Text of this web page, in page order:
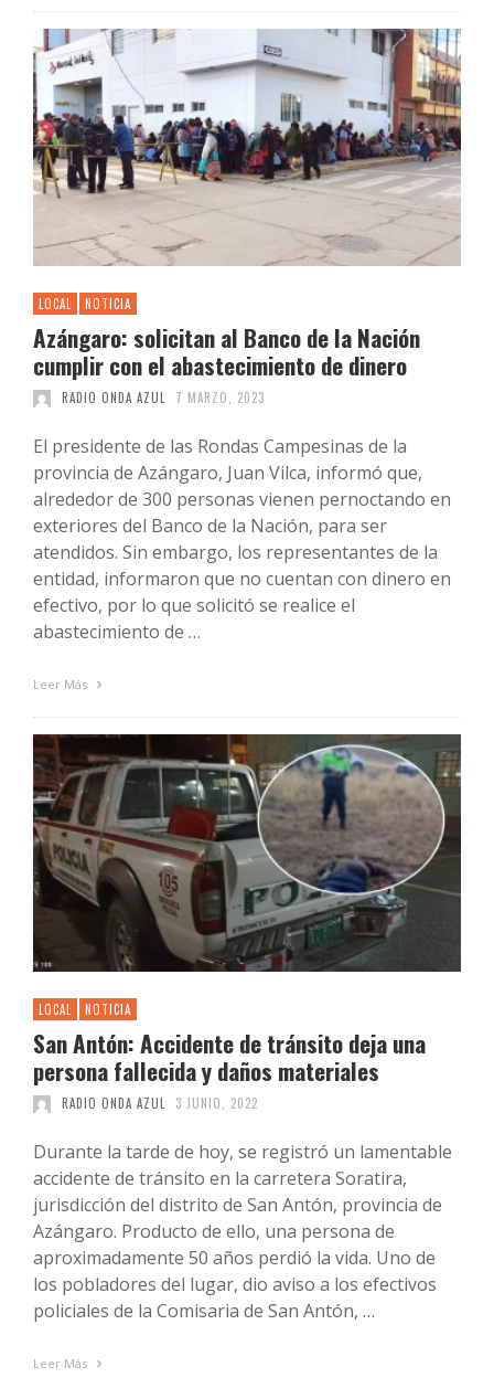
LOCAL NOTICIA
Azángaro: solicitan al Banco de la Nación
cumplir con el abastecimiento de dinero
RADIO ONDA AZUL 7 MARZO, 2023
El presidente de las Rondas Campesinas de la
provincia de Azángaro, Juan Vilca, informó que,
alrededor de 300 personas vienen pernoctando en
exteriores del Banco de la Nación, para ser
atendidos. Sin embargo, los representantes de la
entidad, informaron que no cuentan con dinero en
efectivo, por lo que solicitó se realice el
abastecimiento de …
Leer Más
LOCAL NOTICIA
San Antón: Accidente de tránsito deja una
persona fallecida y daños materiales
RADIO ONDA AZUL 3 JUNIO, 2022
Durante la tarde de hoy, se registró un lamentable
accidente de tránsito en la carretera Soratira,
jurisdicción del distrito de San Antón, provincia de
Azángaro. Producto de ello, una persona de
aproximadamente 50 años perdió la vida. Uno de
los pobladores del lugar, dio aviso a los efectivos
policiales de la Comisaria de San Antón, …
Leer Más